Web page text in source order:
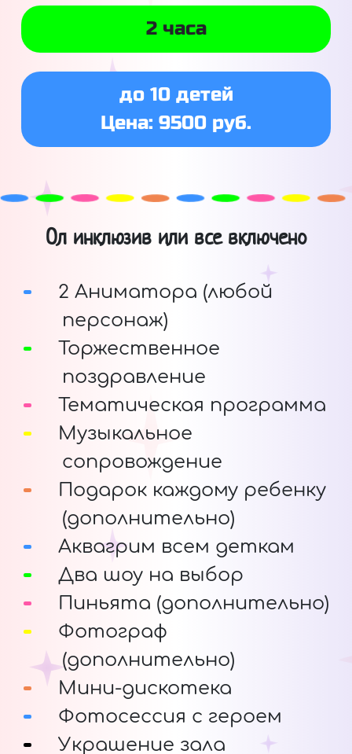
2 часа
до 10 детей
Цена: 9500 руб.
Ол инклюзив или все включено
2 Аниматора (любой
персонаж)
Торжественное
поздравление
Тематическая программа
Музыкальное
сопровождение
Подарок каждому ребенку
(дополнительно)
Аквагрим всем деткам
Два шоу на выбор
Пиньята (дополнительно)
Фотограф
(дополнительно)
Мини-дискотека
Фотосессия с героем
Украшение зала